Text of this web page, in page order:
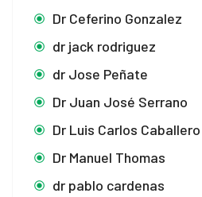
Dr Ceferino Gonzalez
dr jack rodriguez
dr Jose Peñate
Dr Juan José Serrano
Dr Luis Carlos Caballero
Dr Manuel Thomas
dr pablo cardenas